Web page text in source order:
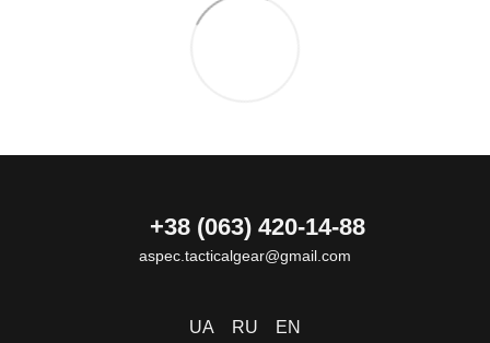
+38 (063) 420-14-88
aspec.tacticalgear@gmail.com
UA RU EN